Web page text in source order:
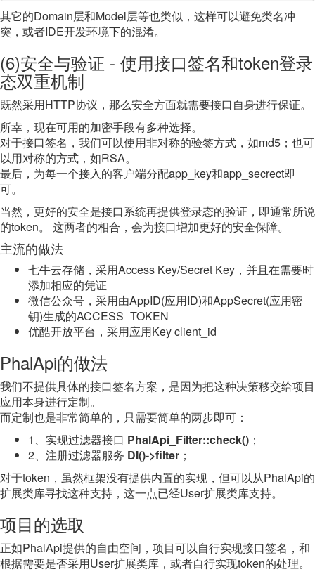
其它的Domain层和Model层等也类似，这样可以避免类名冲
突，或者IDE开发环境下的混淆。
(6)安全与验证 - 使用接口签名和token登录
态双重机制
既然采用HTTP协议，那么安全方面就需要接口自身进行保证。
所幸，现在可用的加密手段有多种选择。
对于接口签名，我们可以使用非对称的验签方式，如md5；也可
以用对称的方式，如RSA。
最后，为每一个接入的客户端分配app_key和app_secrect即
可。
当然，更好的安全是接口系统再提供登录态的验证，即通常所说
的token。 这两者的相合，会为接口增加更好的安全保障。
主流的做法
七牛云存储，采用Access Key/Secret Key，并且在需要时
添加相应的凭证
微信公众号，采用由AppID(应用ID)和AppSecret(应用密
钥)生成的ACCESS_TOKEN
优酷开放平台，采用应用Key client_id
PhalApi的做法
我们不提供具体的接口签名方案，是因为把这种决策移交给项目
应用本身进行定制。
而定制也是非常简单的，只需要简单的两步即可：
1、实现过滤器接口 PhalApi_Filter::check() ；
2、注册过滤器服务 DI()->filter ；
对于token，虽然框架没有提供内置的实现，但可以从PhalApi的
扩展类库寻找这种支持，这一点已经User扩展类库支持。
项目的选取
正如PhalApi提供的自由空间，项目可以自行实现接口签名，和
根据需要是否采用User扩展类库，或者自行实现token的处理。